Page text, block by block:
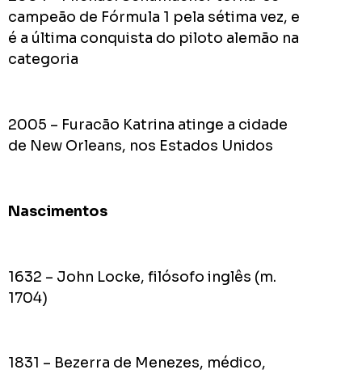
campeão de Fórmula 1 pela sétima vez, e
é a última conquista do piloto alemão na
categoria
2005 – Furacão Katrina atinge a cidade
de New Orleans, nos Estados Unidos
Nascimentos
1632 – John Locke, filósofo inglês (m.
1704)
1831 – Bezerra de Menezes, médico,
Andamento: